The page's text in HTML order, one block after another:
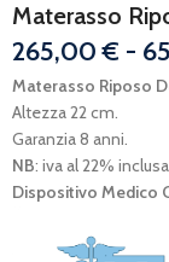
Materasso
265,00€ -
Materasso Riposo
Altezza 22 cm.
Garanzia 8 anni.
NB: iva al 22%
Dispositivo Medico